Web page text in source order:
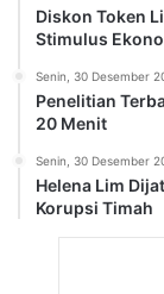
Diskon Token
Stimulus
Senin, 30 Desember
Penelitian
20 Menit
Senin, 30 Desember
Helena Lim
Korupsi Timah